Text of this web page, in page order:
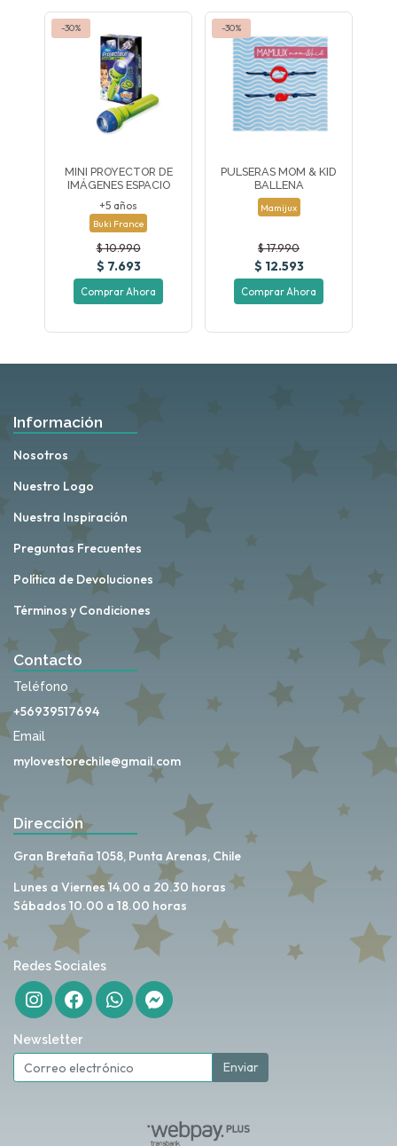
-30%
MINI PROYECTOR DE
IMÁGENES ESPACIO
+5 años
Buki France
$ 10.990
$ 7.693
Comprar Ahora
-30%
PULSERAS MOM & KID
BALLENA
Mamijux
$ 17.990
$ 12.593
Comprar Ahora
Información
Nosotros
Nuestro Logo
Nuestra Inspiración
Preguntas Frecuentes
Política de Devoluciones
Términos y Condiciones
Contacto
Teléfono
+56939517694
Email
mylovestorechile@gmail.com
Dirección
Gran Bretaña 1058, Punta Arenas, Chile
Lunes a Viernes 14.00 a 20.30 horas
Sábados 10.00 a 18.00 horas
Redes Sociales
Newsletter
Enviar